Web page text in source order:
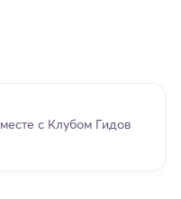
с Клубом Гидов